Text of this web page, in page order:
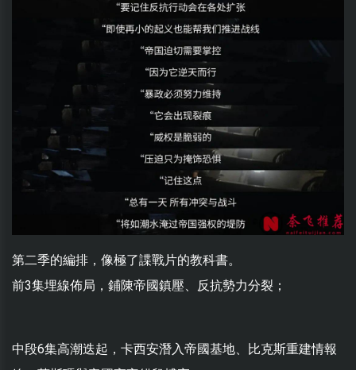
第二季的編排，像極了諜戰片的教科書。
前3集埋線佈局，鋪陳帝國鎮壓、反抗勢力分裂；
中段6集高潮迭起，卡西安潛入帝國基地、比克斯重建情報